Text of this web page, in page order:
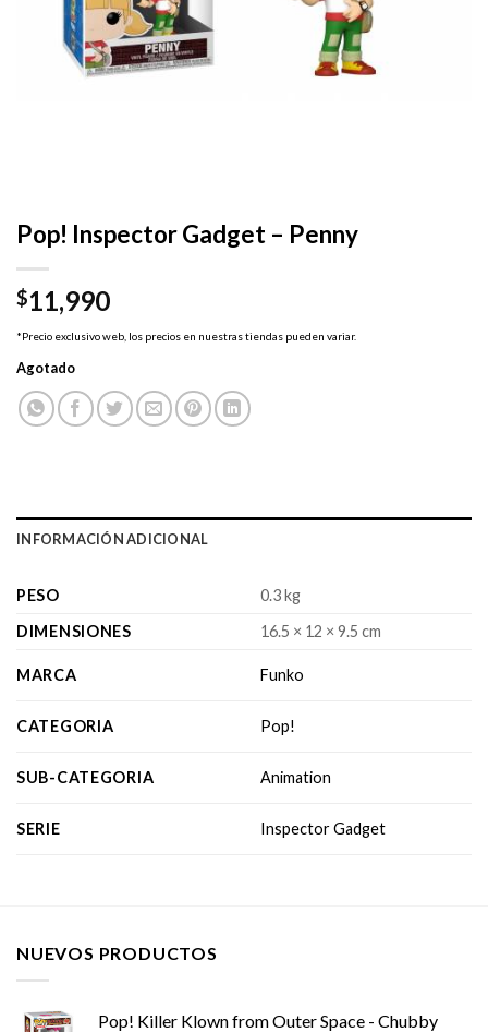
Pop! Inspector Gadget – Penny
$11,990
*Precio exclusivo web, los precios en nuestras tiendas pueden variar.
Agotado
INFORMACIÓN ADICIONAL
PESO
0.3 kg
DIMENSIONES
16.5 × 12 × 9.5 cm
MARCA Funko
CATEGORIA Pop!
SUB-CATEGORIA Animation
SERIE Inspector Gadget
NUEVOS PRODUCTOS
Pop! Killer Klown from Outer Space - Chubby